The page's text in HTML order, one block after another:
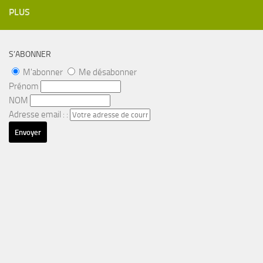
PLUS
S’ABONNER
M'abonner
Me désabonner
Prénom
NOM
Adresse email : :